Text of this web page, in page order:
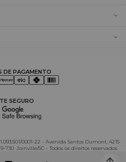
DE PAGAMENTO
SEGURO
0001-22 - Avenida Santos Dumont, 4215
Joinville/SC - Todos os direitos reservados.